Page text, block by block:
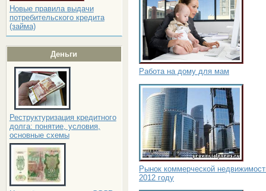
Новые правила выдачи
потребительского кредита
(займа)
Деньги
Реструктуризация кредитного
долга: понятие, условия,
основные схемы
Работа на дому для мам
Рынок коммерческой
2012 году